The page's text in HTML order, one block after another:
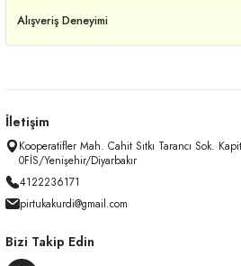
Alışveriş Deneyimi
İletişim
Kooperatifler Mah. Cahit Sıtkı Tarancı Sok.
0FİS/Yenişehir/Diyarbakır
4122236171
pirtukakurdi@gmail.com
Bizi Takip Edin